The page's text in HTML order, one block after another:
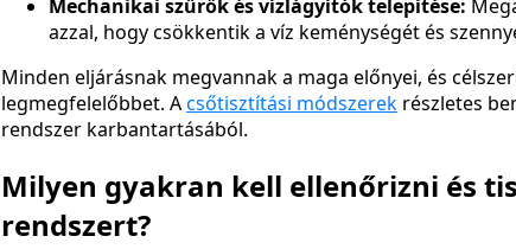
Mechanikai szűrők és vízlágyítók telepítése:
azzal, hogy csökkentik a víz keménységét és
Minden eljárásnak megvannak a maga előnyei, és
legmegfelelőbbet. Acsőtisztítási módszerek részletes
rendszer karbantartásából.
Milyen gyakran kell ellenőrizni és
rendszert?